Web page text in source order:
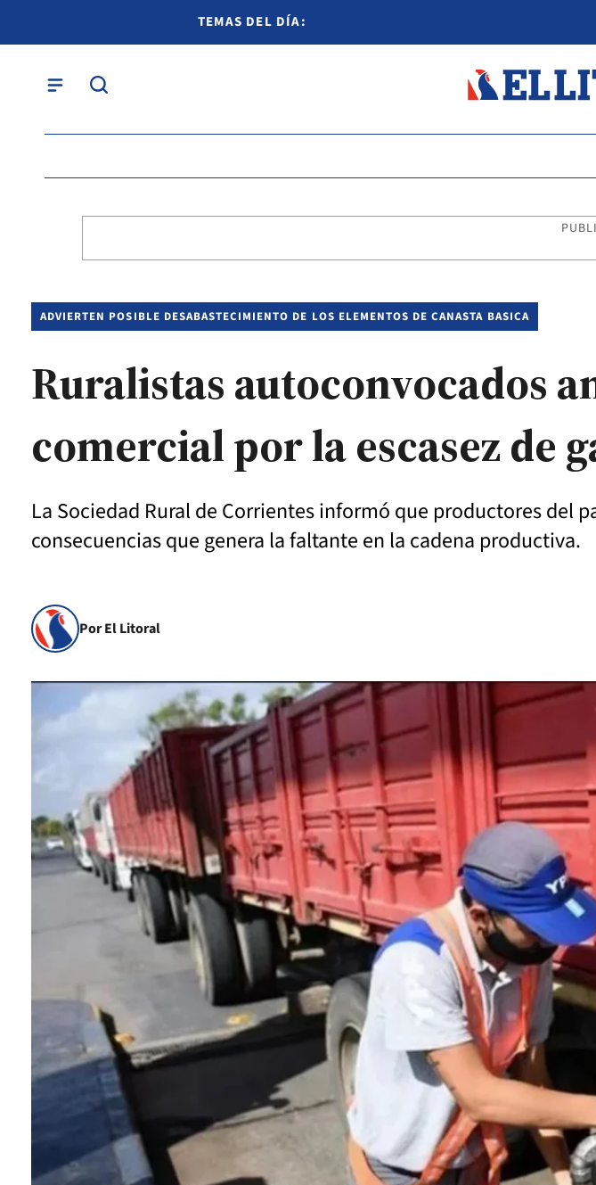
TEMAS DEL DÍA:
ADVIERTEN POSIBLE DESABASTECIMIENTO DE LOS ELEMENTOS DE CANASTA BASICA
Ruralistas autoconvocados
comercial por la escasez de
La Sociedad Rural de Corrientes informó que productores del
consecuencias que genera la faltante en la cadena productiva.
Por El Litoral